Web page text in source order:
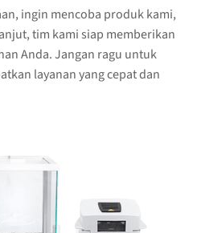
ingin mencoba produk kami,
tim kami siap memberikan
Anda. Jangan ragu untuk
layanan yang cepat dan